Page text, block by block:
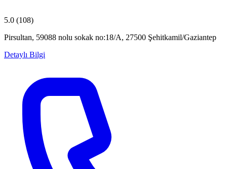
5.0 (108)
Pirsultan, 59088 nolu sokak no:18/A, 27500 Şehitkamil/Gaziantep
Detaylı Bilgi